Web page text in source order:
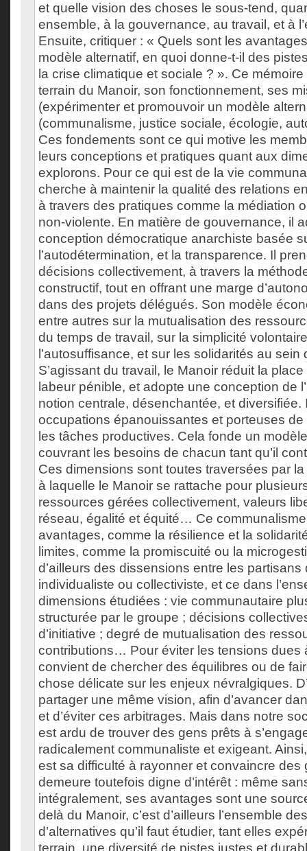
et quelle vision des choses le sous-tend,
ensemble, à la gouvernance, au travail, et à
Ensuite, critiquer : « Quels sont les
modèle alternatif, en quoi donne-t-il des
la crise climatique et sociale ? ». Ce
terrain du Manoir, son fonctionnement, ses
(expérimenter et promouvoir un modèle
(communalisme, justice sociale, écologie,
Ces fondements sont ce qui motive les
leurs conceptions et pratiques quant aux
explorons. Pour ce qui est de la vie
cherche à maintenir la qualité des relations
à travers des pratiques comme la médiation
non-violente. En matière de gouvernance, il
conception démocratique anarchiste basée
l’autodétermination, et la transparence. Il
décisions collectivement, à travers la
constructif, tout en offrant une marge
dans des projets délégués. Son modèle
entre autres sur la mutualisation des
du temps de travail, sur la simplicité
l’autosuffisance, et sur les solidarités au
S’agissant du travail, le Manoir réduit la
labeur pénible, et adopte une conception de
notion centrale, désenchantée, et diversifiée.
occupations épanouissantes et porteuses
les tâches productives. Cela fonde un
couvrant les besoins de chacun tant qu’il
Ces dimensions sont toutes traversées par
à laquelle le Manoir se rattache pour
ressources gérées collectivement, valeurs
réseau, égalité et équité… Ce
avantages, comme la résilience et la
limites, comme la promiscuité ou la
d’ailleurs des dissensions entre les partisans
individualiste ou collectiviste, et ce dans
dimensions étudiées : vie communautaire
structurée par le groupe ; décisions
d’initiative ; degré de mutualisation des
contributions… Pour éviter les tensions dues
convient de chercher des équilibres ou de
chose délicate sur les enjeux névralgiques.
partager une même vision, afin d’avancer
et d’éviter ces arbitrages. Mais dans notre
est ardu de trouver des gens prêts à
radicalement communaliste et exigeant.
est sa difficulté à rayonner et convaincre des
demeure toutefois digne d’intérêt : même
intégralement, ses avantages sont une
delà du Manoir, c’est d’ailleurs l’ensemble
d’alternatives qu’il faut étudier, tant elles
terrain, une diversité de pistes justes et